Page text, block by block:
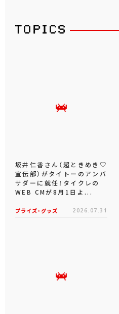
坂井仁香さん（超ときめき♡
宣伝部）がタイトーのアンバ
サダーに就任！タイクレの
WEB CMが8月1日よ...
プライズ・グッズ 2026.07.31